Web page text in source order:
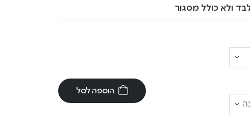
ולא כולל מסגור
הוספה לסל